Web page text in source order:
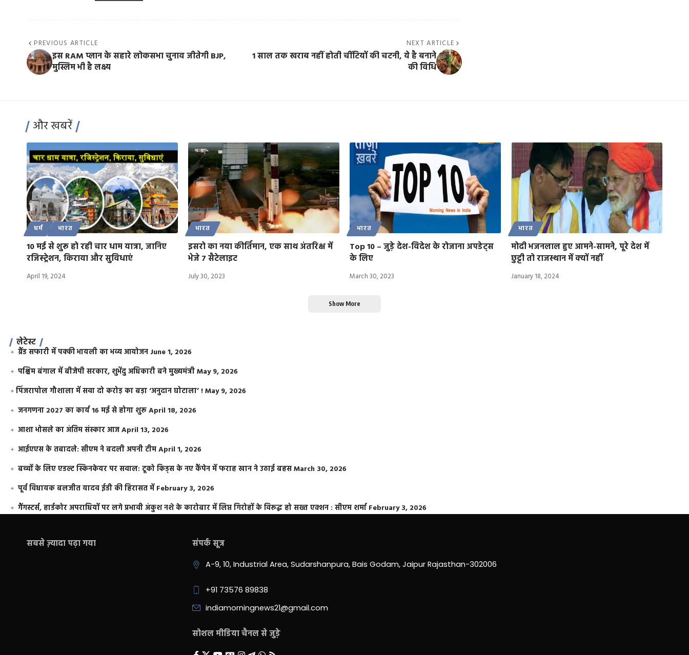
PREVIOUS ARTICLE
इस RAM प्लान के सहारे लोकसभा चुनाव जीतेगी BJP,
मुस्लिम भी है लक्ष्य
NEXT ARTICLE
1 साल तक खराब नहीं होती चींटियों की चटनी, ये है बनाने
की विधि
और खबरें
धर्म भारत
10 मई से शुरू हो रही चार धाम यात्रा, जानिए
रजिस्ट्रेशन, किराया और सुविधाएं
April 19, 2024
भारत
इसरो का नया कीर्तिमान, एक साथ अंतरिक्ष में
भेजे 7 सैटेलाइट
July 30, 2023
भारत
Top 10 – जुड़े देश-विदेश के रोजाना अपडेट्स
के लिए
March 30, 2023
भारत
मोदी भजनलाल हुए आमने-सामने, पूरे देश में
छुट्टी तो राजस्थान में क्यों नहीं
January 18, 2024
Show More
लेटेस्ट
ग्रैंड सफारी में पक्की भायली का भव्य आयोजन June 1, 2026
पश्चिम बंगाल में बीजेपी सरकार, शुभेंदु अधिकारी बने मुख्यमंत्रीMay 9, 2026
​पिंजरापोल गौशाला में सवा दो करोड़ का बड़ा ‘अनुदान घोटाला’ !May 9, 2026
जनगणना 2027 का कार्य 16 मई से होगा शुरूApril 18, 2026
आशा भोसले का अंतिम संस्कार आजApril 13, 2026
आईएएस के तबादले: सीएम ने बदली अपनी टीमApril 1, 2026
बच्चों के लिए एडल्ट स्किनकेयर पर सवाल: टूको किड्स के नए कैंपेन में फराह खान ने उठाई बहसMarch 30, 2026
पूर्व विधायक बलजीत यादव ईडी की हिरासत में February 3, 2026
गैंगस्टर्स, हार्डकोर अपराधियों पर लगे प्रभावी अंकुश नशे के कारोबार में लिप्त गिरोहों के विरूद्ध हो सख्त एक्शन : सीएम शर्मा February 3, 2026
सबसे ज़्यादा पढ़ा गया संपर्क सूत्र
A-9, 10, Industrial Area, Sudarshanpura, Bais Godam, Jaipur Rajasthan-302006
+91 73576 89838
indiamorningnews21@gmail.com
सोशल मीडिया चैनल से जुड़े